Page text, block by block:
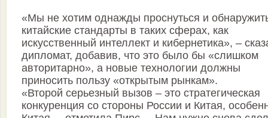
«Мы не хотим однажды проснуться и
китайские стандарты в таких сферах, как
искусственный интеллект и кибернетика», –
дипломат, добавив, что это было бы «слишком
авторитарно», а новые технологии должны
приносить пользу «открытым рынкам».
«Второй серьезный вызов – это стратегическая
конкуренция со стороны России и Китая,